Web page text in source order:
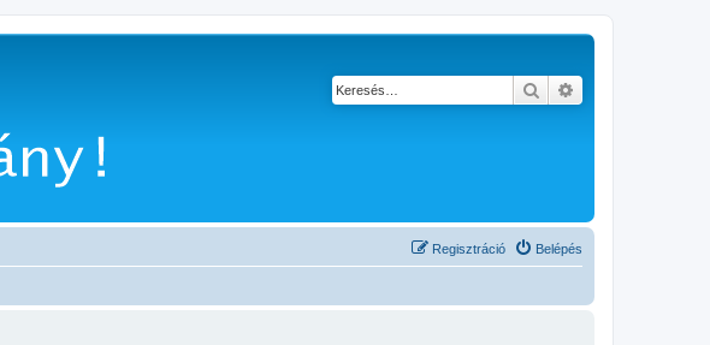
Keresés
Belépés
Regisztráció